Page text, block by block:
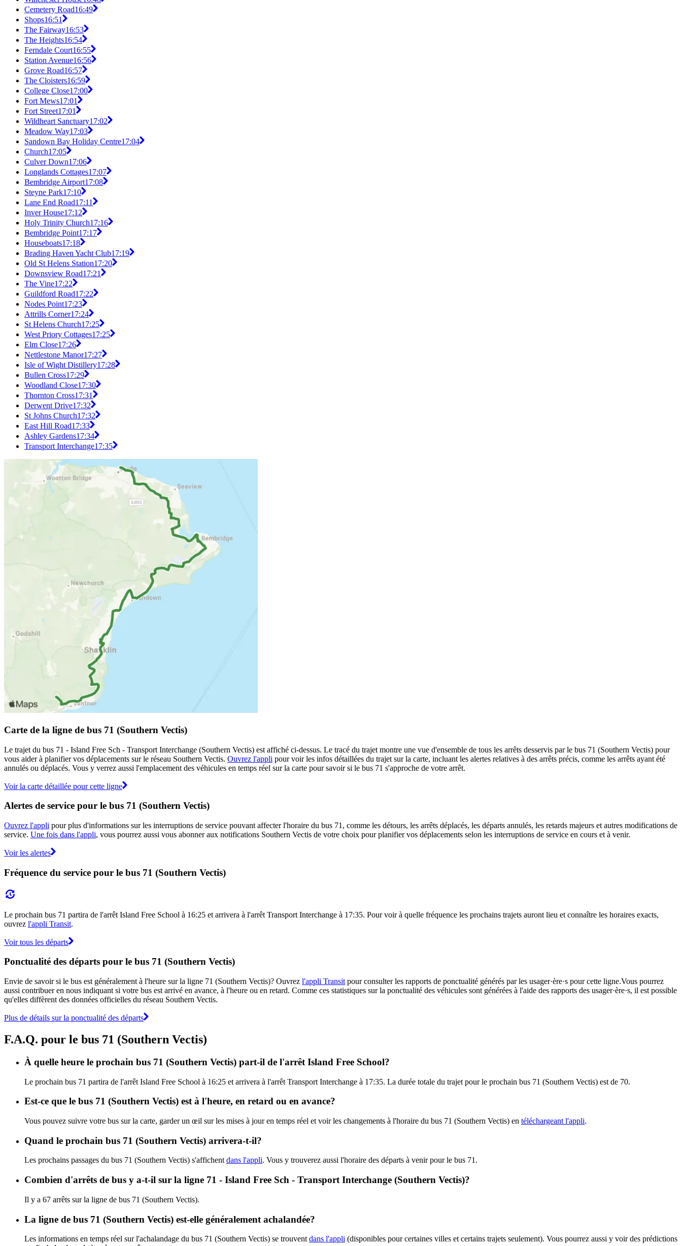
Cemetery Road16:49
Shops16:51
The Fairway16:53
The Heights16:54
Ferndale Court16:55
Station Avenue16:56
Grove Road16:57
The Cloisters16:59
College Close17:00
Fort Mews17:01
Fort Street17:01
Wildheart Sanctuary17:02
Meadow Way17:03
Sandown Bay Holiday Centre17:04
Church17:05
Culver Down17:06
Longlands Cottages17:07
Bembridge Airport17:08
Steyne Park17:10
Lane End Road17:11
Inver House17:12
Holy Trinity Church17:16
Bembridge Point17:17
Houseboats17:18
Brading Haven Yacht Club17:19
Old St Helens Station17:20
Downsview Road17:21
The Vine17:22
Guildford Road17:22
Nodes Point17:23
Attrills Corner17:24
St Helens Church17:25
West Priory Cottages17:25
Elm Close17:26
Nettlestone Manor17:27
Isle of Wight Distillery17:28
Bullen Cross17:29
Woodland Close17:30
Thornton Cross17:31
Derwent Drive17:32
St Johns Church17:32
East Hill Road17:33
Ashley Gardens17:34
Transport Interchange17:35
Carte de la ligne de bus 71 (Southern Vectis)
Le trajet du bus 71 - Island Free Sch - Transport Interchange (Southern Vectis) est affiché ci-dessus. Le tracé du trajet montre une vue d'ensemble de tous les arrêts desservis par le bus 71 (Southern Vectis) pour
vous aider à planifier vos déplacements sur le réseau Southern Vectis. Ouvrez l'appli pour voir les infos détaillées du trajet sur la carte, incluant les alertes relatives à des arrêts précis, comme les arrêts ayant été
annulés ou déplacés. Vous y verrez aussi l'emplacement des véhicules en temps réel sur la carte pour savoir si le bus 71 s'approche de votre arrêt.
Voir la carte détaillée pour cette ligne
Alertes de service pour le bus 71 (Southern Vectis)
Ouvrez l'appli pour plus d'informations sur les interruptions de service pouvant affecter l'horaire du bus 71, comme les détours, les arrêts déplacés, les départs annulés, les retards majeurs et autres modifications de
service. Une fois dans l'appli, vous pourrez aussi vous abonner aux notifications Southern Vectis de votre choix pour planifier vos déplacements selon les interruptions de service en cours et à venir.
Voir les alertes
Fréquence du service pour le bus 71 (Southern Vectis)
Le prochain bus 71 partira de l'arrêt Island Free School à 16:25 et arrivera à l'arrêt Transport Interchange à 17:35. Pour voir à quelle fréquence les prochains trajets auront lieu et connaître les horaires exacts,
ouvrez l'appli Transit.
Voir tous les départs
Ponctualité des départs pour le bus 71 (Southern Vectis)
Envie de savoir si le bus est généralement à l'heure sur la ligne 71 (Southern Vectis)? Ouvrez l'appli Transit pour consulter les rapports de ponctualité générés par les usager·ère·s pour cette ligne.Vous pourrez
aussi contribuer en nous indiquant si votre bus est arrivé en avance, à l'heure ou en retard. Comme ces statistiques sur la ponctualité des véhicules sont générées à l'aide des rapports des usager·ère·s, il est possible
qu'elles diffèrent des données officielles du réseau Southern Vectis.
Plus de détails sur la ponctualité des départs
F.A.Q. pour le bus 71 (Southern Vectis)
À quelle heure le prochain bus 71 (Southern Vectis) part-il de l'arrêt Island Free School?
Le prochain bus 71 partira de l'arrêt Island Free School à 16:25 et arrivera à l'arrêt Transport Interchange à 17:35. La durée totale du trajet pour le prochain bus 71 (Southern Vectis) est de 70.
Est-ce que le bus 71 (Southern Vectis) est à l'heure, en retard ou en avance?
Vous pouvez suivre votre bus sur la carte, garder un œil sur les mises à jour en temps réel et voir les changements à l'horaire du bus 71 (Southern Vectis) en téléchargeant l'appli.
Quand le prochain bus 71 (Southern Vectis) arrivera-t-il?
Les prochains passages du bus 71 (Southern Vectis) s'affichent dans l'appli. Vous y trouverez aussi l'horaire des départs à venir pour le bus 71.
Combien d'arrêts de bus y a-t-il sur la ligne 71 - Island Free Sch - Transport Interchange (Southern Vectis)?
Il y a 67 arrêts sur la ligne de bus 71 (Southern Vectis).
La ligne de bus 71 (Southern Vectis) est-elle généralement achalandée?
Les informations en temps réel sur l'achalandage du bus 71 (Southern Vectis) se trouvent dans l'appli (disponibles pour certaines villes et certains trajets seulement). Vous pourrez aussi y voir des prédictions